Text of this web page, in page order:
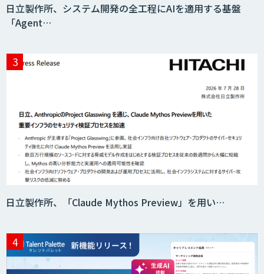
請求書の発行から入金消込・催促までぜ
～んぶ自動化！「invox発行請求書」
Automation 360 Managed Service
検査票OCR
図面検索・活用サービスLearningBook
日立製作所、システム開発の全工程にAIを適用する基盤
「Agent…
日立製作所、「Claude Mythos Preview」を用い…